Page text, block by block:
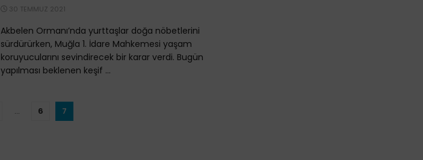
30 TEMMUZ 2021
Akbelen Ormanı’nda yurttaşlar doğa nöbetlerini
sürdürürken, Muğla 1. İdare Mahkemesi yaşam
koruyucularını sevindirecek bir karar verdi. Bugün
yapılması beklenen keşif ...
… 6 7